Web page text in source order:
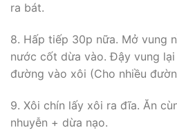
ra bát.
8. Hấp tiếp 30p nữa. Mở vung
nước cốt dừa vào. Đậy vung
đường vào xôi (Cho nhiều
9. Xôi chín lấy xôi ra đĩa. Ăn
nhuyễn + dừa nạo.